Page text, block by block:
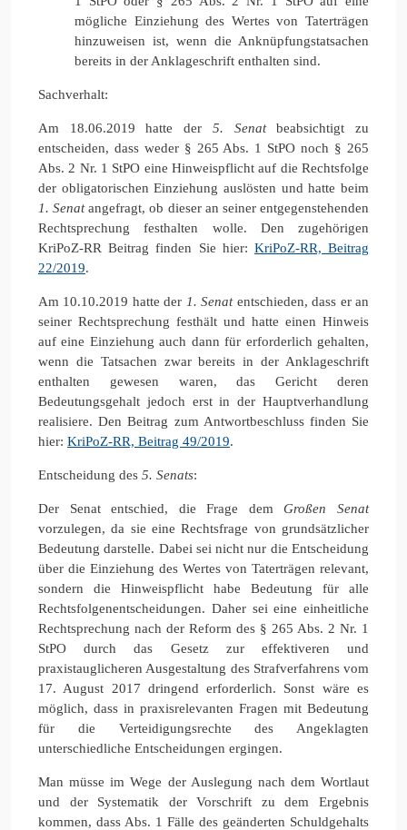
mögliche Einziehung des Wertes von Taterträgen
hinzuweisen ist, wenn die Anknüpfungstatsachen
bereits in der Anklageschrift enthalten sind.
Sachverhalt:
Am 18.06.2019 hatte der 5. Senatbeabsichtigt zu
entscheiden, dass weder § 265 Abs. 1 StPO noch § 265
Abs. 2 Nr. 1 StPO eine Hinweispflicht auf die Rechtsfolge
der obligatorischen Einziehung auslösten und hatte beim
1. Senatangefragt, ob dieser an seiner entgegenstehenden
Rechtsprechung festhalten wolle. Den zugehörigen
KriPoZ-RR Beitrag finden Sie hier: KriPoZ-RR, Beitrag
22/2019.
Am 10.10.2019 hatte der 1. Senatentschieden, dass er an
seiner Rechtsprechung festhält und hatte einen Hinweis
auf eine Einziehung auch dann für erforderlich gehalten,
wenn die Tatsachen zwar bereits in der Anklageschrift
enthalten gewesen waren, das Gericht deren
Bedeutungsgehalt jedoch erst in der Hauptverhandlung
realisiere. Den Beitrag zum Antwortbeschluss finden Sie
hier: KriPoZ-RR, Beitrag 49/2019.
Entscheidung des 5. Senats:
Der Senat entschied, die Frage demGroßen Senat
vorzulegen, da sie eine Rechtsfrage von grundsätzlicher
Bedeutung darstelle. Dabei sei nicht nur die Entscheidung
über die Einziehung des Wertes von Taterträgen relevant,
sondern die Hinweispflicht habe Bedeutung für alle
Rechtsfolgenentscheidungen. Daher sei eine einheitliche
Rechtsprechung nach der Reform des § 265 Abs. 2 Nr. 1
StPO durch das Gesetz zur effektiveren und
praxistauglicheren Ausgestaltung des Strafverfahrens vom
17. August 2017 dringend erforderlich. Sonst wäre es
möglich, dass in praxisrelevanten Fragen mit Bedeutung
für die Verteidigungsrechte des Angeklagten
unterschiedliche Entscheidungen ergingen.
Man müsse im Wege der Auslegung nach dem Wortlaut
und der Systematik der Vorschrift zu dem Ergebnis
kommen, dass Abs. 1 Fälle des geänderten Schuldgehalts